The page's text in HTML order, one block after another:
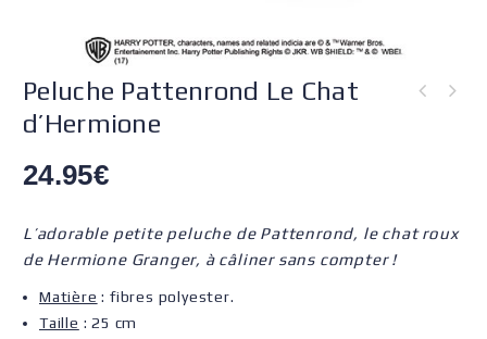
Peluche Pattenrond Le Chat
d’Hermione
24.95€
L’adorable petite peluche de Pattenrond, le chat roux
de Hermione Granger, à câliner sans compter !
Matière : fibres polyester.
Taille : 25 cm